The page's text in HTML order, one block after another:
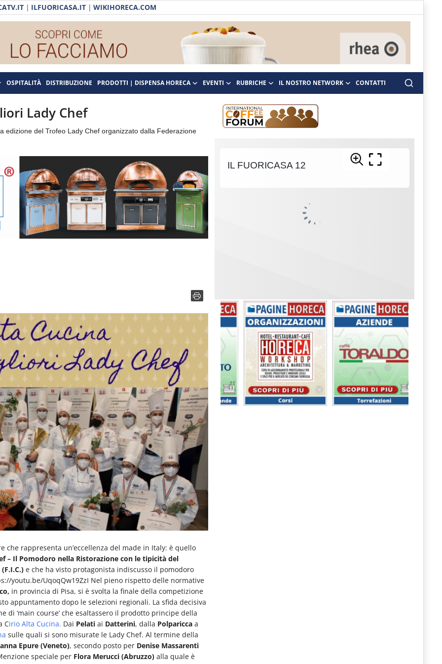
| ILFUORICASA.IT | WIKIHORECA.COM
OSPITALITÀ DISTRIBUZIONE PRODOTTI | DISPENSA HORECA EVENTI RUBRICHE IL NOSTRO NETWORK CONTATTI
Lady Chef
edizione del Trofeo Lady Chef organizzato dalla Federazione
rappresenta un’eccellenza del made in Italy: è quello
– Il Pomodoro nella Ristorazione con le tipicità del
e che ha visto protagonista indiscusso il pomodoro
youtu.be/UqoqQw19ZzI Nel pieno rispetto delle normative
in provincia di Pisa, si è svolta la finale della competizione
appuntamento dopo le selezioni regionali. La sfida decisiva
di ‘main course’ che esaltassero il prodotto principe della
Cirio Alta Cucina. Dai Pelati ai Datterini, dalla Polparicca a
sulle quali si sono misurate le Lady Chef. Al termine della
Epure (Veneto), secondo posto per Denise Massarenti
speciale per Flora Merucci (Abruzzo) alla quale è